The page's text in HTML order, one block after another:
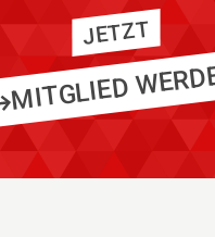
JETZT
MITGLIED